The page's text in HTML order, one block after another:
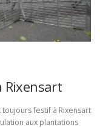
Rixensart
festif à Rixensart
aux plantations